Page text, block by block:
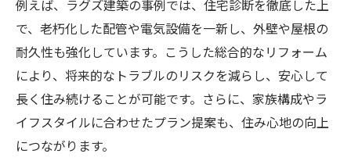
例えば、ラグズ建築の事例では、住宅診断を徹底した上
で、老朽化した配管や電気設備を一新し、外壁や屋根の
耐久性も強化しています。こうした総合的なリフォーム
により、将来的なトラブルのリスクを減らし、安心して
長く住み続けることが可能です。さらに、家族構成やラ
イフスタイルに合わせたプラン提案も、住み心地の向上
につながります。